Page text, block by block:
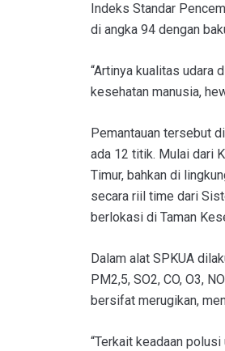
Indeks Standar
di angka 94 dengan
“Artinya kualitas udara
kesehatan manusia,
Pemantauan tersebut
ada 12 titik. Mulai dari
Timur, bahkan di
secara riil time dari
berlokasi di Taman
Dalam alat SPKUA
PM2,5, SO2, CO, O3,
bersifat merugikan,
“Terkait keadaan